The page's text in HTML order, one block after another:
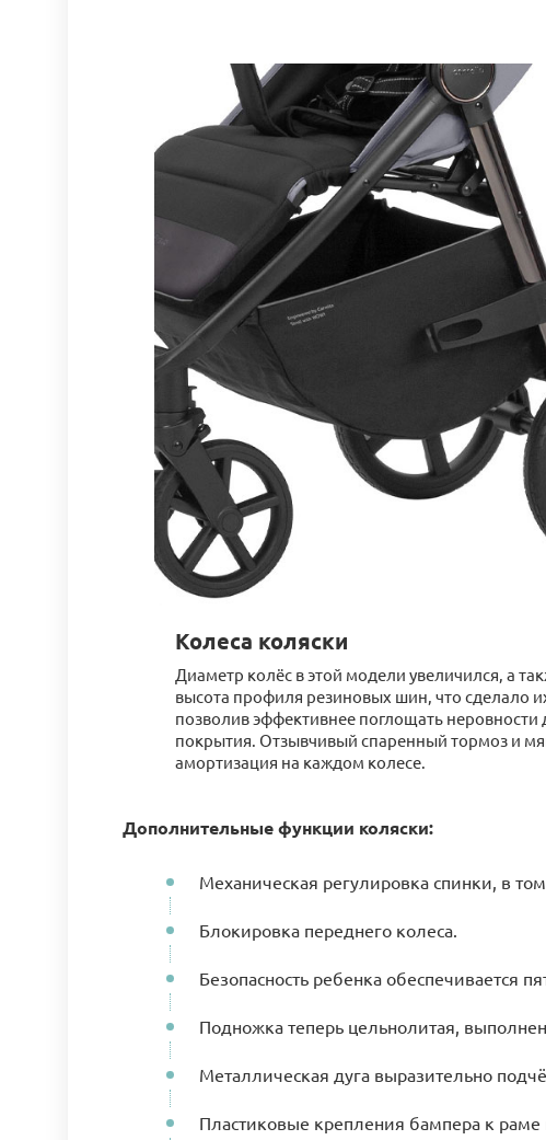
Колеса коляски
Диаметр колёс в этой модели увеличился, а
высота профиля резиновых шин, что сделало
позволив эффективнее поглощать неровности
покрытия. Отзывчивый спаренный тормоз и
амортизация на каждом колесе.
Дополнительные функции коляски:
Механическая регулировка спинки, в
Блокировка переднего колеса.
Безопасность ребенка обеспечивается
Подножка теперь цельнолитая,
Металлическая дуга выразительно
Пластиковые крепления бампера к